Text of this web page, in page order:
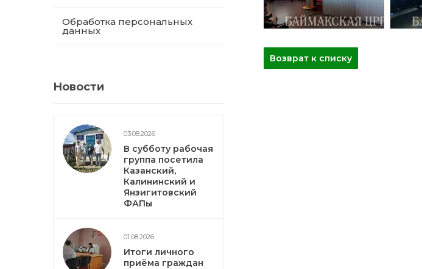
Обработка персональных
данных
Новости
03.08.2026
В субботу рабочая
группа посетила
Казанский,
Калининский и
Янзигитовский
ФАПы
01.08.2026
Итоги личного
приёма граждан
Возврат к списку